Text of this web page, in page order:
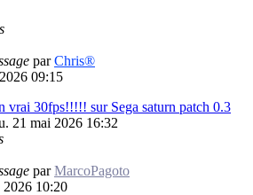
parChris®
09:15
30fps!!!!! sur Sega saturn patch 0.3
21 mai 2026 16:32
parMarcoPagoto
10:20